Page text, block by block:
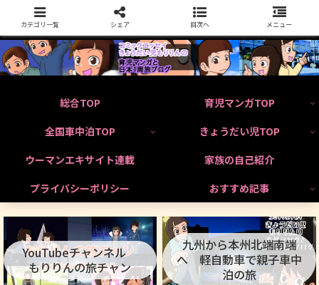
総合TOP
育児マンガTOP
全国車中泊TOP
きょうだい児TOP
ウーマンエキサイト連載
家族の自己紹介
プライバシーポリシー
おすすめ記事
YouTubeチャンネル
もりりんの旅チャン
九州から本州北端南端
へ 軽自動車で親子車中
泊の旅
カテゴリ一覧 シェア 目次へ メニュー